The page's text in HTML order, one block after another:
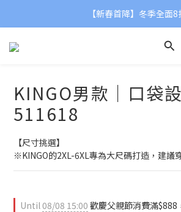
【父親節限定】滿額贈品牌運
【新春首降】冬季全面8
【父親節限定】滿額贈品牌運
KINGO男款｜口袋
511618
【尺寸挑選】
※KINGO的2XL-6XL專為大尺碼打造，建議
Until08/08 15:00 歡慶父親節消費滿$888